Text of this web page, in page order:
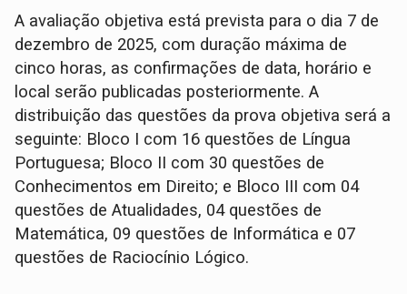
A avaliação objetiva está prevista para o dia 7 de
dezembro de 2025, com duração máxima de
cinco horas, as confirmações de data, horário e
local serão publicadas posteriormente. A
distribuição das questões da prova objetiva será a
seguinte: Bloco I com 16 questões de Língua
Portuguesa; Bloco II com 30 questões de
Conhecimentos em Direito; e Bloco III com 04
questões de Atualidades, 04 questões de
Matemática, 09 questões de Informática e 07
questões de Raciocínio Lógico.